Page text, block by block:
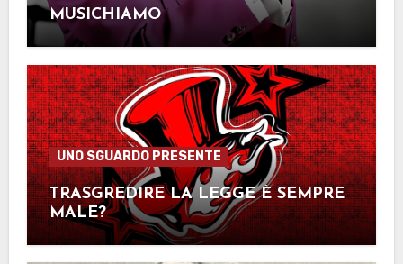
MUSICHIAMO
UNO SGUARDO PRESENTE
TRASGREDIRE LA LEGGE È SEMPRE
MALE?